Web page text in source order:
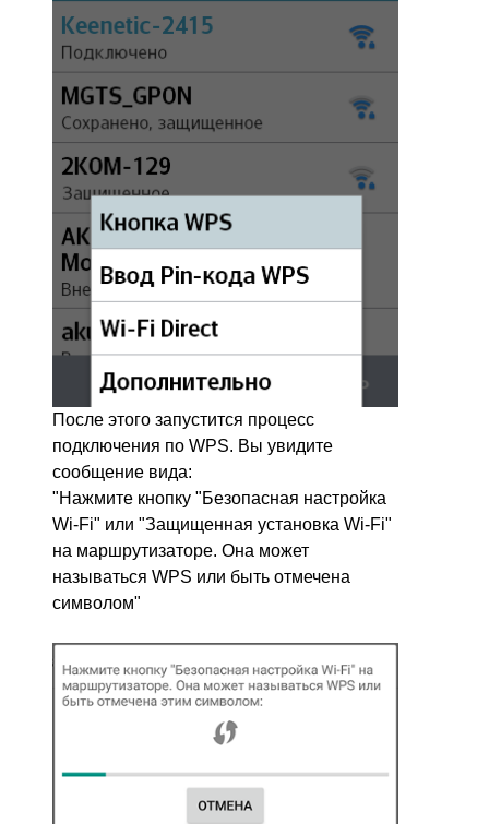
После этого запустится процесс
подключения по WPS. Вы увидите
сообщение вида:
"Нажмите кнопку "Безопасная настройка
Wi-Fi" или "Защищенная установка Wi-Fi"
на маршрутизаторе. Она может
называться WPS или быть отмечена
символом"